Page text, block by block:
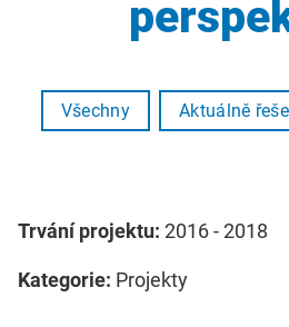
Všechny Aktuálně
Trvání projektu: 2016 - 2018
Kategorie: Projekty